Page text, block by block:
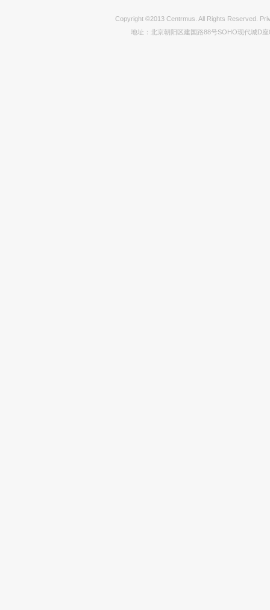
Copyright ©2013 Centrmus. All Rights Reserved.
地址：北京朝阳区建国路88号SOHO现代城D